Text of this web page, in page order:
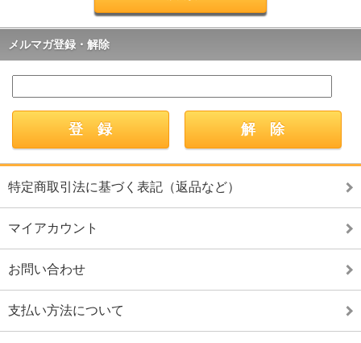
メルマガ登録・解除
特定商取引法に基づく表記（返品など）
マイアカウント
お問い合わせ
支払い方法について